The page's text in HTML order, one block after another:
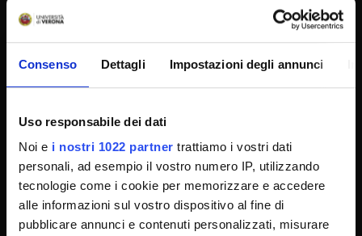
Consenso Dettagli Impostazioni degli annunci
Uso responsabile dei dati
Noi e i nostri 1022 partner trattiamo i vostri dati
personali, ad esempio il vostro numero IP, utilizzando
tecnologie come i cookie per memorizzare e accedere
alle informazioni sul vostro dispositivo al fine di
pubblicare annunci e contenuti personalizzati, misurare
CONTATTI
URP - Ufficio Relazioni con il pubblico
Mappa delle sedi didattiche
Cerca persone
Orientamento allo studio
CUG - Comitato unico di garanzia